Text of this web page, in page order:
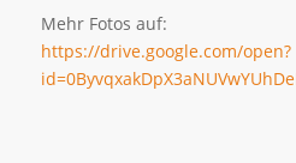
Mehr Fotos auf:
https://drive.google.com/open?